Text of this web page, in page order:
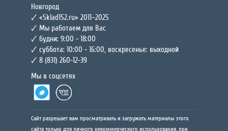
Новгород
🗸 «Sklad152.ru» 2011–2025
🗸 Мы работаем для Вас
🗸 будни: 9:00 - 18:00
🗸 суббота: 10:00 - 16:00, воскресенье: выходной
🗸 8 (831) 260-12-39
Мы в соцсетях
Сайт разрешает вам просматривать и загружать материалы этого
сайта только для личного некоммерческого использования, при